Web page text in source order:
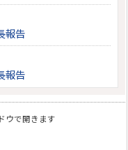
報告
報告
ウで開きます